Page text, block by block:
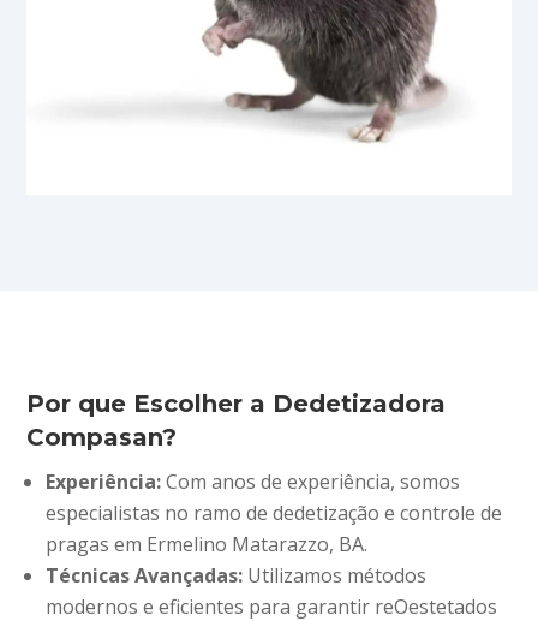
Por que Escolher a Dedetizadora
Compasan?
Experiência:Com anos de experiência, somos
especialistas no ramo de dedetização e controle de
pragas em Ermelino Matarazzo, BA.
Técnicas Avançadas: Utilizamos métodos
modernos e eficientes para garantir reOestetados